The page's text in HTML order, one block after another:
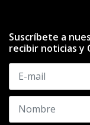
Suscríbete a
recibir noticias y